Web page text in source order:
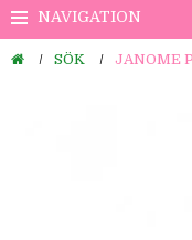
NAVIGATION
SÖK JANOME